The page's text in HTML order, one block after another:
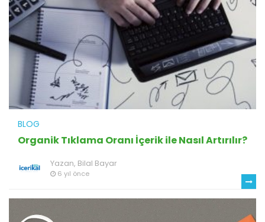
BLOG
Organik Tıklama Oranı İçerik ile Nasıl Artırılır?
Yazan, Bilal Bayar
6 yıl önce